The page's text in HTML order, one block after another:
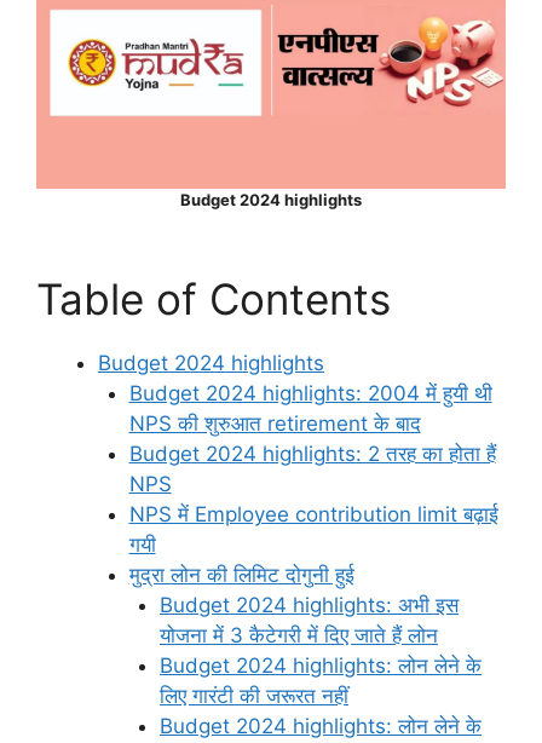
Budget 2024 highlights
Table of Contents
Budget 2024 highlights
Budget 2024 highlights: 2004 में हुयी थी
NPS की शुरुआत retirement के बाद
Budget 2024 highlights: 2 तरह का होता हैं
NPS
NPS में Employee contribution limit बढ़ाई
गयी
मुद्रा लोन की लिमिट दोगुनी हुई
Budget 2024 highlights: अभी इस
योजना में 3 कैटेगरी में दिए जाते हैं लोन
Budget 2024 highlights: लोन लेने के
लिए गारंटी की जरूरत नहीं
Budget 2024 highlights: लोन लेने के